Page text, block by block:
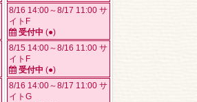
8/16 14:00～8/17 11:00 サ
イトF
受付中 (●)
8/15 14:00～8/16 11:00 サ
イトF
受付中 (●)
8/16 14:00～8/17 11:00 サ
イトG